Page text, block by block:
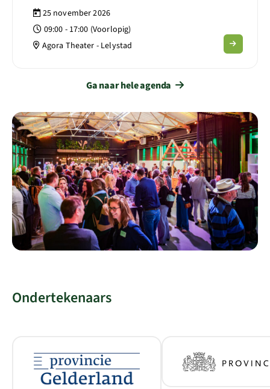
25 november 2026
09:00 - 17:00 (Voorlopig)
Agora Theater - Lelystad
Ga naar hele agenda
Ondertekenaars